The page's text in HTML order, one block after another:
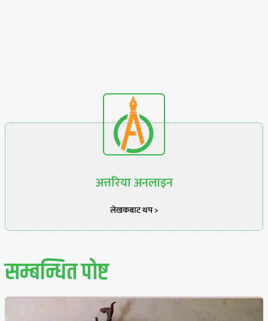
अत्तरिया अनलाइन
लेखकबाट थप >
सम्बन्धित पाेष्ट